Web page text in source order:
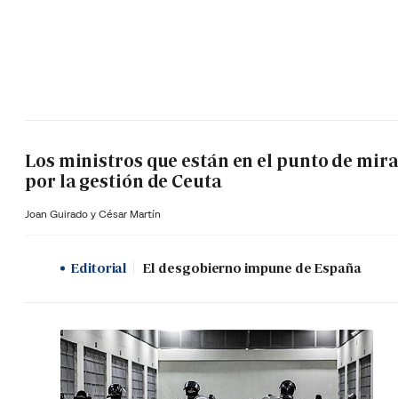
Los ministros que están en el punto de mira
por la gestión de Ceuta
Joan Guirado y César Martín
Editorial El desgobierno impune de España